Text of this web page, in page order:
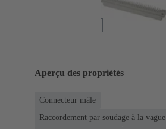
Aperçu des propriétés
Connecteur mâle
Raccordement par soudage à la vague